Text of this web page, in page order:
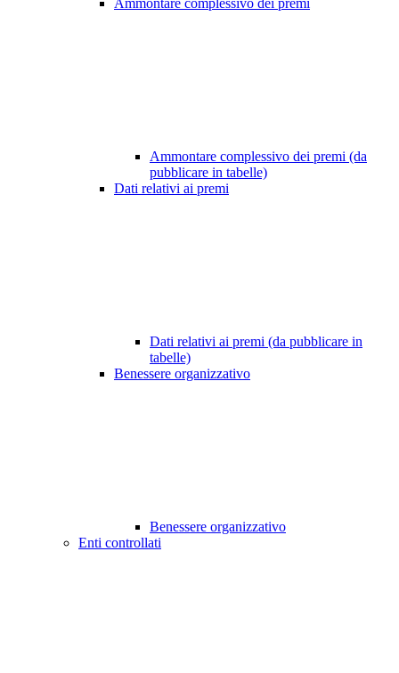
Ammontare complessivo dei premi
Ammontare complessivo dei premi (da
pubblicare in tabelle)
Dati relativi ai premi
Dati relativi ai premi (da pubblicare in
tabelle)
Benessere organizzativo
Benessere organizzativo
Enti controllati